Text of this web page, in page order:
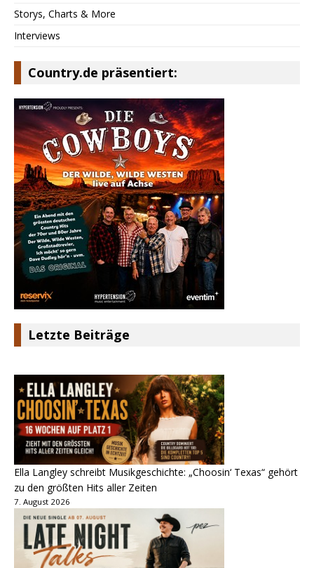
Storys, Charts & More
Interviews
Country.de präsentiert:
Letzte Beiträge
Ella Langley schreibt Musikgeschichte: „Choosin‘ Texas“ gehört
zu den größten Hits aller Zeiten
7. August 2026